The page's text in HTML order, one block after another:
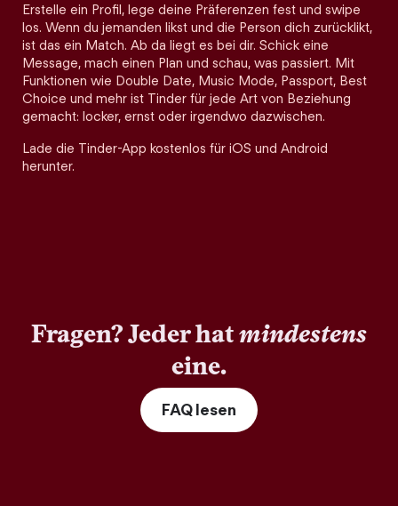
Erstelle ein Profil, lege deine Präferenzen fest und swipe
los. Wenn du jemanden likst und die Person dich zurücklikt,
ist das ein Match. Ab da liegt es bei dir. Schick eine
Message, mach einen Plan und schau, was passiert. Mit
Funktionen wie Double Date, Music Mode, Passport, Best
Choice und mehr ist Tinder für jede Art von Beziehung
gemacht: locker, ernst oder irgendwo dazwischen.
Lade die Tinder-App kostenlos für iOS und Android
herunter.
Fragen? Jeder hatmindestens
eine.
FAQ lesen